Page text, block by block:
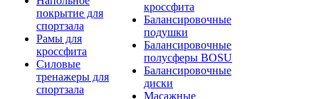
покрытие для
спортзала
Рамы для
кроссфита
Силовые
тренажеры для
спортзала
кроссфита
Балансировочные
подушки
Балансировочные
полусферы BOSU
Балансировочные
диски
Масажные